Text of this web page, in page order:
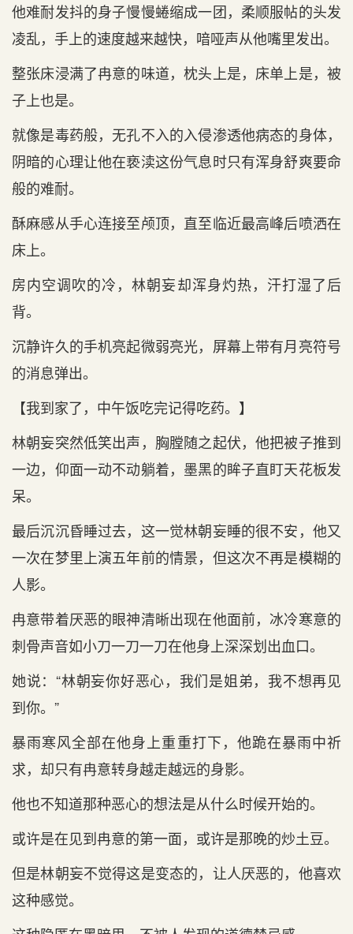
他难耐发抖的身子慢慢蜷缩成一团，柔顺服帖的头发
凌乱，手上的速度越来越快，喑哑声从他嘴里发出。
整张床浸满了冉意的味道，枕头上是，床单上是，被
子上也是。
就像是毒药般，无孔不入的入侵渗透他病态的身体，
阴暗的心理让他在亵渎这份气息时只有浑身舒爽要命
般的难耐。
酥麻感从手心连接至颅顶，直至临近最高峰后喷洒在
床上。
房内空调吹的冷，林朝妄却浑身灼热，汗打湿了后
背。
沉静许久的手机亮起微弱亮光，屏幕上带有月亮符号
的消息弹出。
【我到家了，中午饭吃完记得吃药。】
林朝妄突然低笑出声，胸膛随之起伏，他把被子推到
一边，仰面一动不动躺着，墨黑的眸子直盯天花板发
呆。
最后沉沉昏睡过去，这一觉林朝妄睡的很不安，他又
一次在梦里上演五年前的情景，但这次不再是模糊的
人影。
冉意带着厌恶的眼神清晰出现在他面前，冰冷寒意的
刺骨声音如小刀一刀一刀在他身上深深划出血口。
她说：“林朝妄你好恶心，我们是姐弟，我不想再见
到你。”
暴雨寒风全部在他身上重重打下，他跪在暴雨中祈
求，却只有冉意转身越走越远的身影。
他也不知道那种恶心的想法是从什么时候开始的。
或许是在见到冉意的第一面，或许是那晚的炒土豆。
但是林朝妄不觉得这是变态的，让人厌恶的，他喜欢
这种感觉。